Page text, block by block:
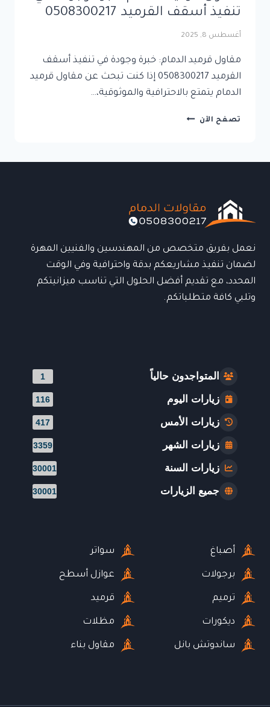
تنفيذ أسقف القرميد 0508300217
أغسطس 8, 2025
مقاول قرميد الدمام: خبرة وجودة في تنفيذ أسقف
القرميد 0508300217 إذا كنت تبحث عن مقاول قرميد
الدمام يتمتع بالاحترافية والموثوقية،…
تصفح الآن مقاول
أسقف
القرميد
نعمل بفريق متخصص من المهندسين والفنيين المهرة
لضمان تنفيذ مشاريعكم بدقة واحترافية وفي الوقت
المحدد، مع تقديم أفضل الحلول التي تناسب ميزانيتكم
وتلبي كافة متطلباتكم.
المتواجدون حالياً 1
زيارات اليوم 116
زيارات الأمس 417
زيارات الشهر 3359
زيارات السنة 30001
جميع الزيارات 30001
أصباغ
برجولات
ترميم
ديكورات
ساندوتش بانل
سواتر
عوازل أسطح
قرميد
مظلات
مقاول بناء